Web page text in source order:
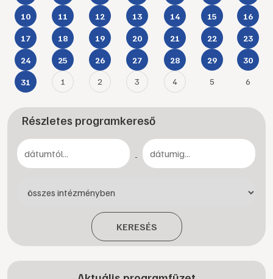
10 11 12 13 14 15 16
17 18 19 20 21 22 23
24 25 26 27 28 29 30
31 1 2 3 4 5 6
Részletes programkereső
-
KERESÉS